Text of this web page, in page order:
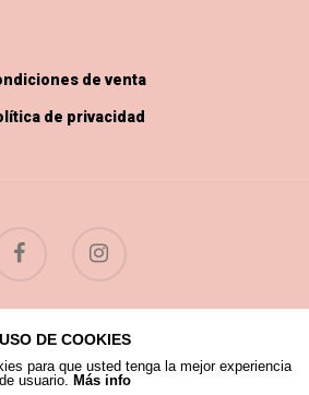
de venta
de privacidad
Flores Silvestres.
USO DE COOKIES
para que usted tenga la mejor experiencia
de usuario. Más info